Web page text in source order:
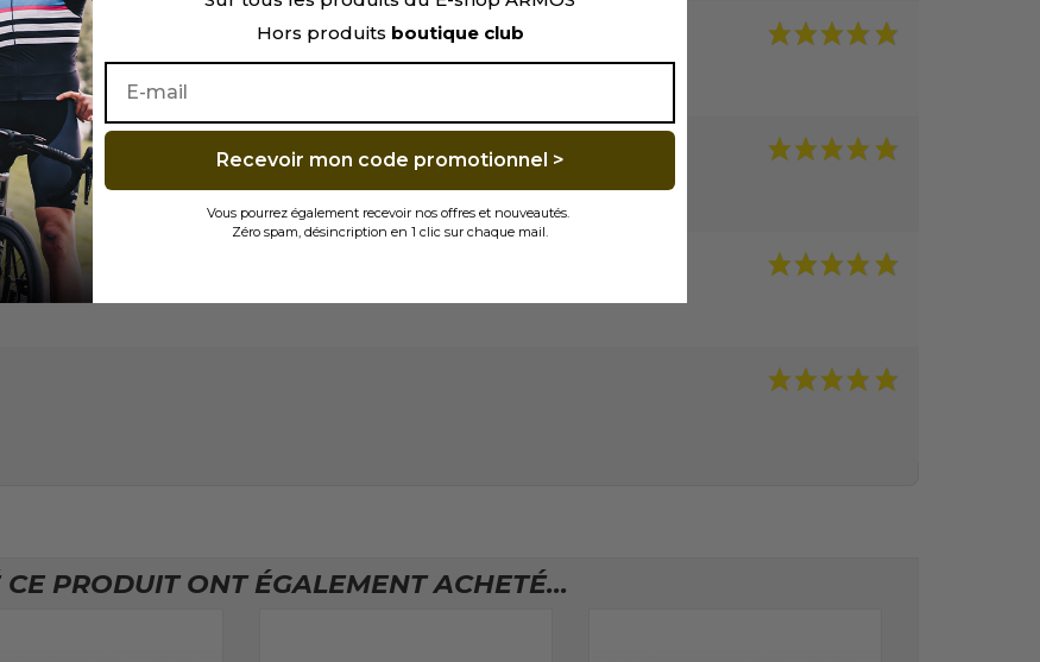
PRODUIT ONT ÉGALEMENT ACHETÉ...
Hors produits boutique club
Recevoir mon code promotionnel >
Vous pourrez également recevoir nos offres et nouveautés.
Zéro spam, désincription en 1 clic sur chaque mail.